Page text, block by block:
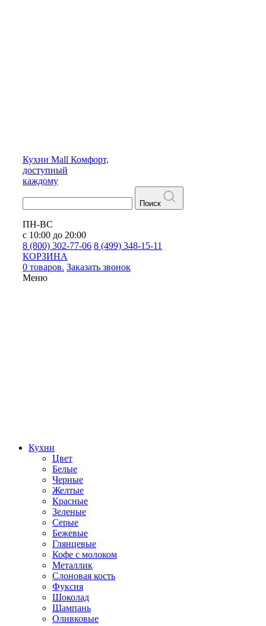
Кухни Mall Комфорт,
доступный
каждому
Поиск
ПН-ВС
с 10:00 до 20:00
8 (800) 302-77-06 8 (499) 348-15-11
КОРЗИНА
0 товаров. Заказать звонок
Меню
Кухни
Цвет
Белые
Черные
Желтые
Красные
Зеленые
Серые
Бежевые
Глянцевые
Кофе с молоком
Металлик
Слоновая кость
Фуксия
Шоколад
Шампань
Оливковые